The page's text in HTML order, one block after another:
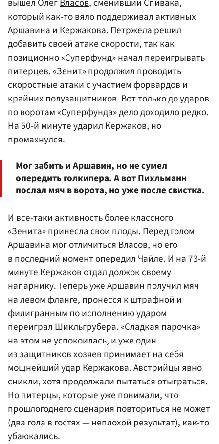
который как-то вяло поддерживал активных
Аршавина и Кержакова. Петржела решил
добавить своей атаке скорости, так как
позиционно «Суперфунд» начал переигрывать
питерцев. «Зенит» продолжил проводить
скоростные атаки с участием форвардов и
крайних полузащитников. Вот только до ударов
по воротам «Суперфунда» дело доходило редко.
На 50-й минуте ударил Кержаков, но
промахнулся.
Мог забить и Аршавин, но не сумел
опередить голкипера. А вот Пихльманн
послал мяч в ворота, но уже после свистка.
И все-таки активность более классного
«Зенита» принесла свои плоды. Перед голом
Аршавина мог отличиться Власов, но его
в последний момент опередил Чайле. И на 73-й
минуте Кержаков отдал должок своему
напарнику. Теперь уже Аршавин получил мяч
на левом фланге, пронесся к штрафной и
филигранным по исполнению ударом
переиграл Шикльгрубера. «Сладкая парочка»
на этом не успокоилась, и уже один
из защитников хозяев принимает на себя
мощнейший удар Кержакова. Австрийцы явно
сникли, хотя продолжали пытаться отыграться.
Но питерцы, которые уже понимали, что
прошлогоднего сценария повториться не может
(два гола в гостях — неплохой результат), как-то
убаюкались.